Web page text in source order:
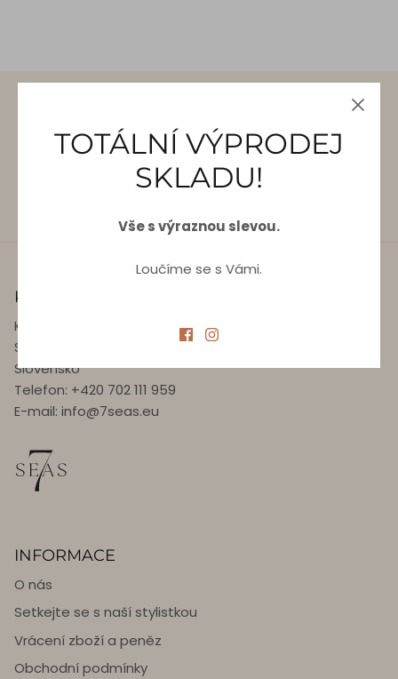
DOPRAVA ZDARMA OD 5 000 KČ.
KONTAKTUJTE NÁS
Kancelář: Jakubská 2, 110 00 Praha 1, Česká Republika
Showroom: EUROVEA, Pribinova 6, 811 09 Bratislava,
Slovensko
Telefon: +420 702 111 959
E-mail: info@7seas.eu
INFORMACE
O nás
Setkejte se s naší stylistkou
Vrácení zboží a peněz
Obchodní podmínky
TOTÁLNÍ VÝPRODEJ
SKLADU!
Vše s výraznou slevou.
Loučíme se s Vámi.